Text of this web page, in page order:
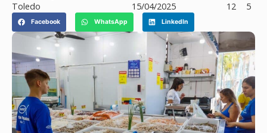
Toledo
15/04/2025
12
5
Facebook WhatsApp LinkedIn